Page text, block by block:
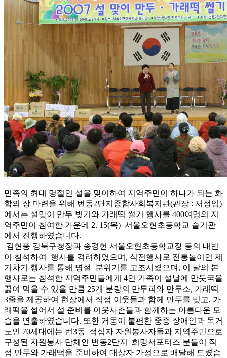
민족의 최대 명절인 설을 맞이하여 지역주민이 하나가 되는 화
합의 장 마련을 위해 번동2단지종합사회복지관(관장 : 서정임)
에서는 설맞이 만두 빚기와 가래떡 썰기 행사를 400여명의 지
역주민이 참여한 가운데 2. 15(목) 서울오현초등학교 슬기관
에서 진행하였습니다.
김현풍 강북구청장과 송경헌 서울오현초등학교장 등의 내빈
이 참석하여 행사를 격려하였으며, 식전행사로 전통놀이인 제
기차기 행사를 통해 명절 분위기를 고조시켰으며, 이 날의 본
행사로는 참석한 지역주민들에게 4인 가족이 설날에 만둣국을
끓여 먹을 수 있을 만큼 25개 분량의 만두피와 만두소, 가래떡
3줄을 제공하여 현장에서 직접 이웃들과 함께 만두를 빚고, 가
래떡을 썰어서 설 준비를 이웃사촌들과 함께하는 아름다운 모
습을 연출하였습니다. 또한 거동이 불편한 중증 장애인과 독거
노인 70세대에는 번3동 적십자 자원봉사자들과 지역주민으로
구성된 자원봉사 단체인 번동2단지 희망서포터즈 분들이 직
접 만두와 가래떡을 준비하여 대상자 가정으로 배달해 드렸습